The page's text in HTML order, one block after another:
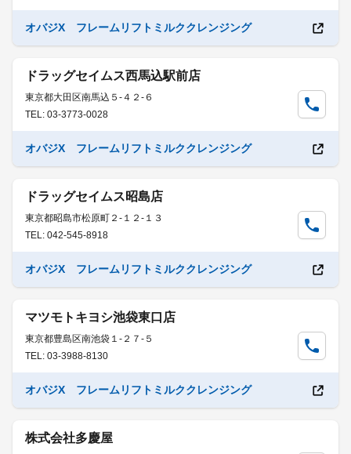
オバジX フレームリフトミルククレンジング
ドラッグセイムス西馬込駅前店
東京都大田区南馬込５-４２-６
TEL: 03-3773-0028
オバジX フレームリフトミルククレンジング
ドラッグセイムス昭島店
東京都昭島市松原町２-１２-１３
TEL: 042-545-8918
オバジX フレームリフトミルククレンジング
マツモトキヨシ池袋東口店
東京都豊島区南池袋１-２７-５
TEL: 03-3988-8130
オバジX フレームリフトミルククレンジング
株式会社多慶屋